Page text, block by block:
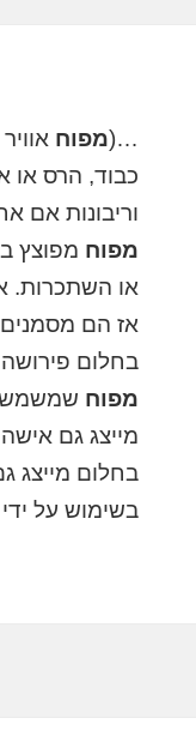
…(מפוח
כבוד, הרס או
וריבונות אם
מפוח מפוצץ
או השתכרות.
אז הם מסמנים
בחלום
מפוח שמשמשת
מייצג גם
בחלום מייצג
בשימוש על